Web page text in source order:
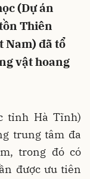
(Dự án
Thiên
Nam) đã tổ
vật hoang
tỉnh Hà Tĩnh)
trung tâm đa
trong đó có
được ưu tiên